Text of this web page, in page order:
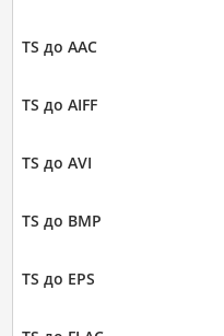
TS до AAC
TS до AIFF
TS до AVI
TS до BMP
TS до EPS